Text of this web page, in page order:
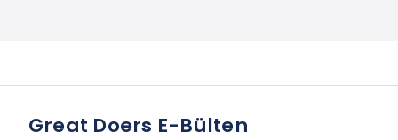
Great Doers E-Bülten